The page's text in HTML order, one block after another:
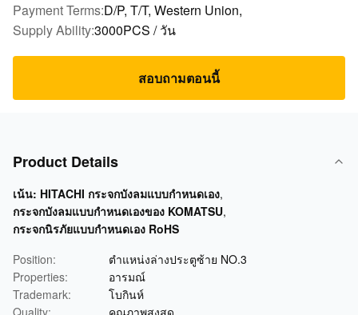
Payment Terms:D/P, T/T, Western Union,
Supply Ability:3000PCS / วัน
สอบถามตอนนี้
Product Details
เน้น: HITACHI กระจกบังลมแบบกำหนดเอง,
กระจกบังลมแบบกำหนดเองของ KOMATSU,
กระจกนิรภัยแบบกำหนดเอง RoHS
Position:
ตำแหน่งล่างประตูซ้าย NO.3
Properties:
อารมณ์
Trademark:
โบกินห์
Quality:
คุณภาพสูงสุด